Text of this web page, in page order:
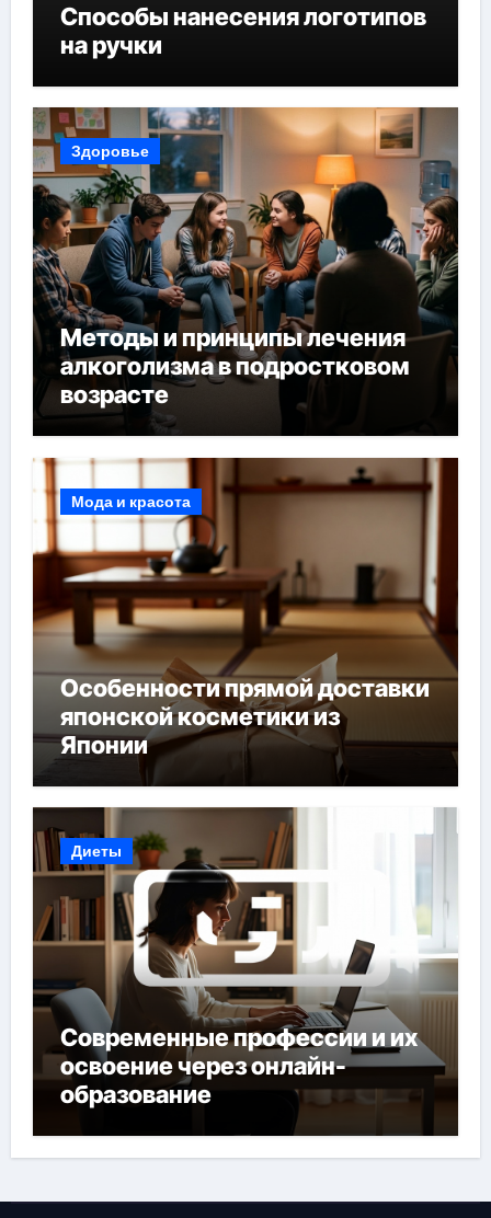
Способы нанесения логотипов
на ручки
Здоровье
Методы и принципы лечения
алкоголизма в подростковом
возрасте
Мода и красота
Особенности прямой доставки
японской косметики из
Японии
Диеты
Современные профессии и их
освоение через онлайн-
образование